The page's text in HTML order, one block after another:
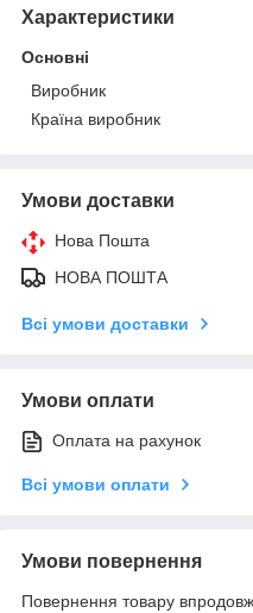
Характеристики
Основні
Виробник
Країна виробник
Умови доставки
Нова Пошта
НОВА ПОШТА
Всі умови доставки
Умови оплати
Оплата на рахунок
Всі умови оплати
Умови повернення
Повернення товару